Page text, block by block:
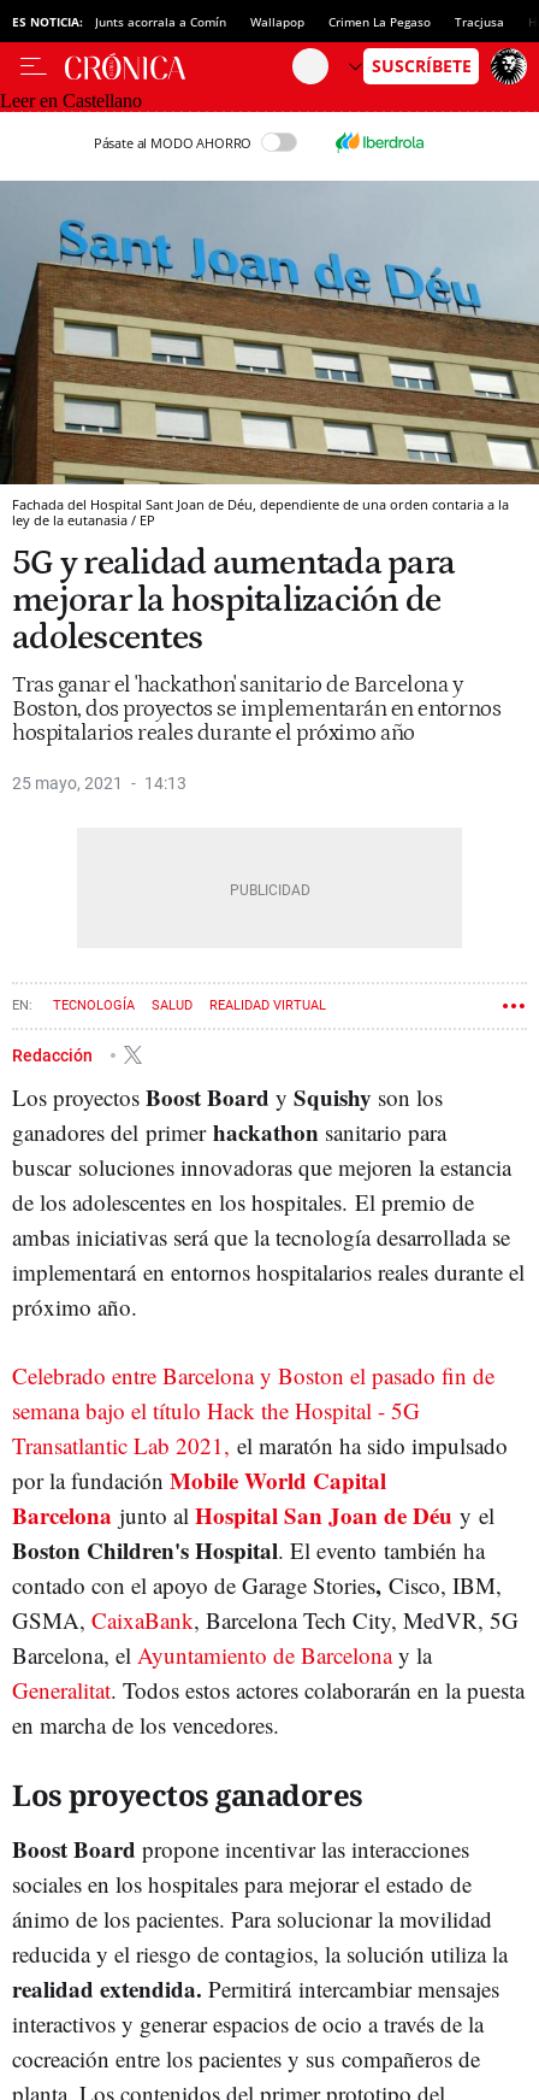
ES NOTICIA: Junts acorrala a Comín Wallapop Crimen La Pegaso Tracjusa
Leer en Castellano
Pásate al MODO AHORRO
Fachada del Hospital Sant Joan de Déu, dependiente de una orden contaria a la
ley de la eutanasia / EP
5G y realidad aumentada para
mejorar la hospitalización de
adolescentes
Tras ganar el 'hackathon' sanitario de Barcelona y
Boston, dos proyectos se implementarán en entornos
hospitalarios reales durante el próximo año
25 mayo, 2021 14:13
TECNOLOGÍA SALUD REALIDAD VIRTUAL
MOBILE WORLD CAPITAL
Redacción
Los proyectos Boost Board y Squishy son los
ganadores del primer hackathon sanitario para
buscar soluciones innovadoras que mejoren la estancia
de los adolescentes en los hospitales. El premio de
ambas iniciativas será que la tecnología desarrollada se
implementará en entornos hospitalarios reales durante el
próximo año.
Celebrado entre Barcelona y Boston el pasado fin de
semana bajo el título Hack the Hospital - 5G
Transatlantic Lab 2021, el maratón ha sido impulsado
por la fundación Mobile World Capital
Barcelona junto al Hospital San Joan de Déu y el
Boston Children's Hospital. El evento también ha
contado con el apoyo de Garage Stories, Cisco, IBM,
GSMA, CaixaBank, Barcelona Tech City, MedVR, 5G
Barcelona, el Ayuntamiento de Barcelonay la
Generalitat. Todos estos actores colaborarán en la puesta
en marcha de los vencedores.
Los proyectos ganadores
Boost Board propone incentivar las interacciones
sociales en los hospitales para mejorar el estado de
ánimo de los pacientes. Para solucionar la movilidad
reducida y el riesgo de contagios, la solución utiliza la
realidad extendida. Permitirá intercambiar mensajes
interactivos y generar espacios de ocio a través de la
cocreación entre los pacientes y sus compañeros de
planta. Los contenidos del primer prototipo del